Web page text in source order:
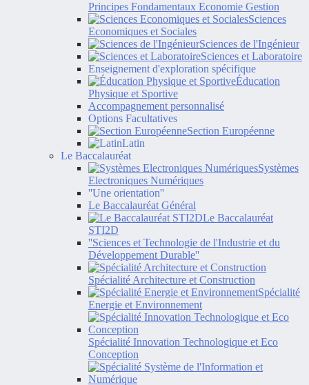
Principes Fondamentaux Economie Gestion
Sciences
Economiques et Sociales
Sciences de l'Ingénieur
Sciences et Laboratoire
Enseignement d'exploration spécifique
Éducation
Physique et Sportive
Accompagnement personnalisé
Options Facultatives
Section Européenne
Latin
Le Baccalauréat
Systèmes
Electroniques Numériques
''Une orientation''
Le Baccalauréat Général
Le Baccalauréat
STI2D
''Sciences et Technologie de l'Industrie et du
Développement Durable''
Spécialité Architecture et Construction
Spécialité
Energie et Environnement
Spécialité Innovation Technologique et Eco
Conception